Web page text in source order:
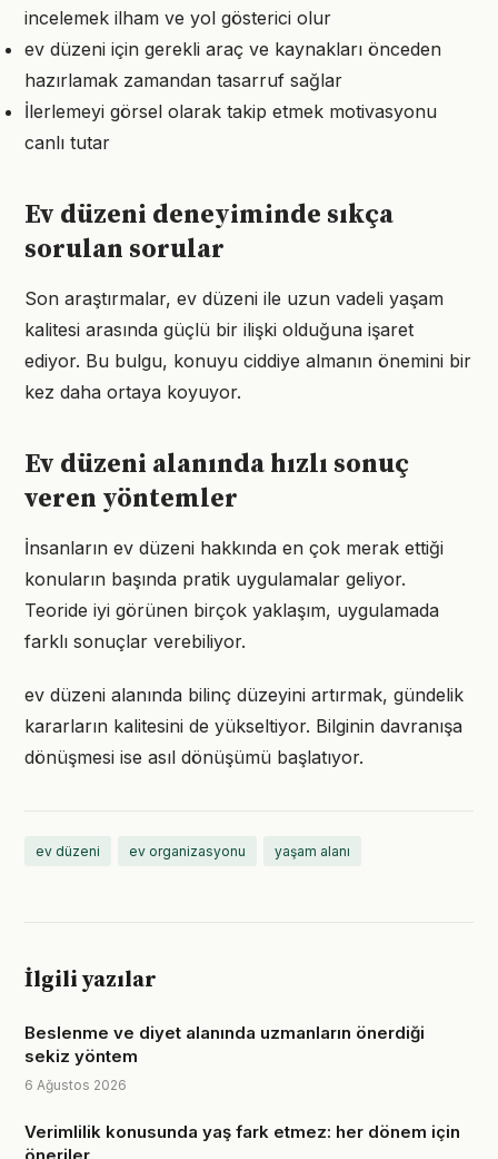
incelemek ilham ve yol gösterici olur
ev düzeni için gerekli araç ve kaynakları önceden
hazırlamak zamandan tasarruf sağlar
İlerlemeyi görsel olarak takip etmek motivasyonu
canlı tutar
Ev düzeni deneyiminde sıkça
sorulan sorular
Son araştırmalar, ev düzeni ile uzun vadeli yaşam
kalitesi arasında güçlü bir ilişki olduğuna işaret
ediyor. Bu bulgu, konuyu ciddiye almanın önemini bir
kez daha ortaya koyuyor.
Ev düzeni alanında hızlı sonuç
veren yöntemler
İnsanların ev düzeni hakkında en çok merak ettiği
konuların başında pratik uygulamalar geliyor.
Teoride iyi görünen birçok yaklaşım, uygulamada
farklı sonuçlar verebiliyor.
ev düzeni alanında bilinç düzeyini artırmak, gündelik
kararların kalitesini de yükseltiyor. Bilginin davranışa
dönüşmesi ise asıl dönüşümü başlatıyor.
ev düzeni ev organizasyonu yaşam alanı
İlgili yazılar
Beslenme ve diyet alanında uzmanların önerdiği
sekiz yöntem
6 Ağustos 2026
Verimlilik konusunda yaş fark etmez: her dönem için